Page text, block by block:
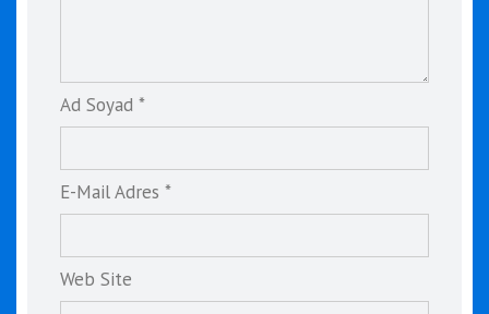
Ad Soyad *
E-Mail Adres *
Web Site